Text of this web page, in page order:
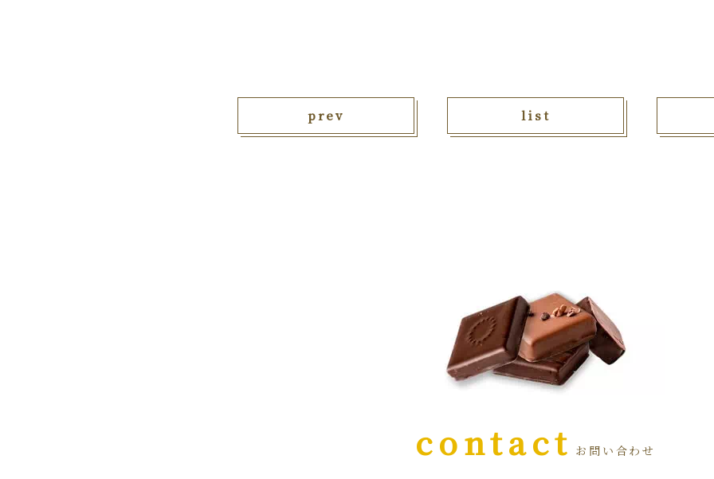
prev list
contact お問い合わせ